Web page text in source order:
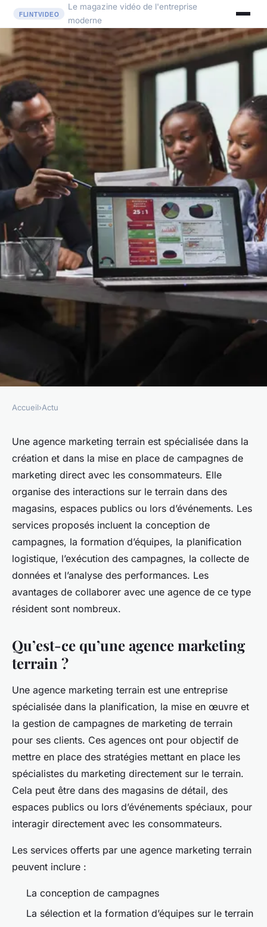
Le magazine vidéo de l'entreprise
moderne
Les avantages de travailler
avec une agence marketing
terrain
giselle•4 septembre 2023•2 min de lecture
Accueil›Actu
Une agence marketing terrain est spécialisée dans la
création et dans la mise en place de campagnes de
marketing direct avec les consommateurs. Elle
organise des interactions sur le terrain dans des
magasins, espaces publics ou lors d’événements. Les
services proposés incluent la conception de
campagnes, la formation d’équipes, la planification
logistique, l’exécution des campagnes, la collecte de
données et l’analyse des performances. Les
avantages de collaborer avec une agence de ce type
résident sont nombreux.
Qu’est-ce qu’une agence marketing
terrain ?
Une agence marketing terrain est une entreprise
spécialisée dans la planification, la mise en œuvre et
la gestion de campagnes de marketing de terrain
pour ses clients. Ces agences ont pour objectif de
mettre en place des stratégies mettant en place les
spécialistes du marketing directement sur le terrain.
Cela peut être dans des magasins de détail, des
espaces publics ou lors d’événements spéciaux, pour
interagir directement avec les consommateurs.
Les services offerts par une agence marketing terrain
peuvent inclure :
La conception de campagnes
La sélection et la formation d’équipes sur le terrain